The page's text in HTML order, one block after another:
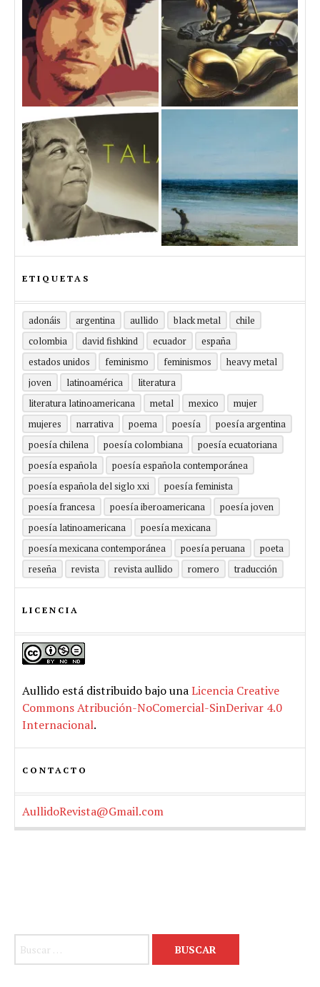
ETIQUETAS
adonáis argentina aullido black metal
chile
colombia
david fishkind ecuador
españa
estados unidos
feminismo feminismos
heavy metal
joven
latinoamérica
literatura
literatura latinoamericana
metal mexico
mujer
mujeres
narrativa poema poesía
poesía argentina
poesía chilena
poesía colombiana
poesía ecuatoriana
poesía española
poesía española contemporánea
poesía española del siglo xxi
poesía feminista
poesía francesa
poesía iberoamericana
poesía joven
poesía latinoamericana
poesía mexicana
poesía mexicana contemporánea
poesía peruana
poeta
reseña
revista revista aullido romero traducción
LICENCIA
Aullido está distribuido bajo unaLicencia Creative
Commons Atribución-NoComercial-SinDerivar 4.0
Internacional.
CONTACTO
AullidoRevista@Gmail.com